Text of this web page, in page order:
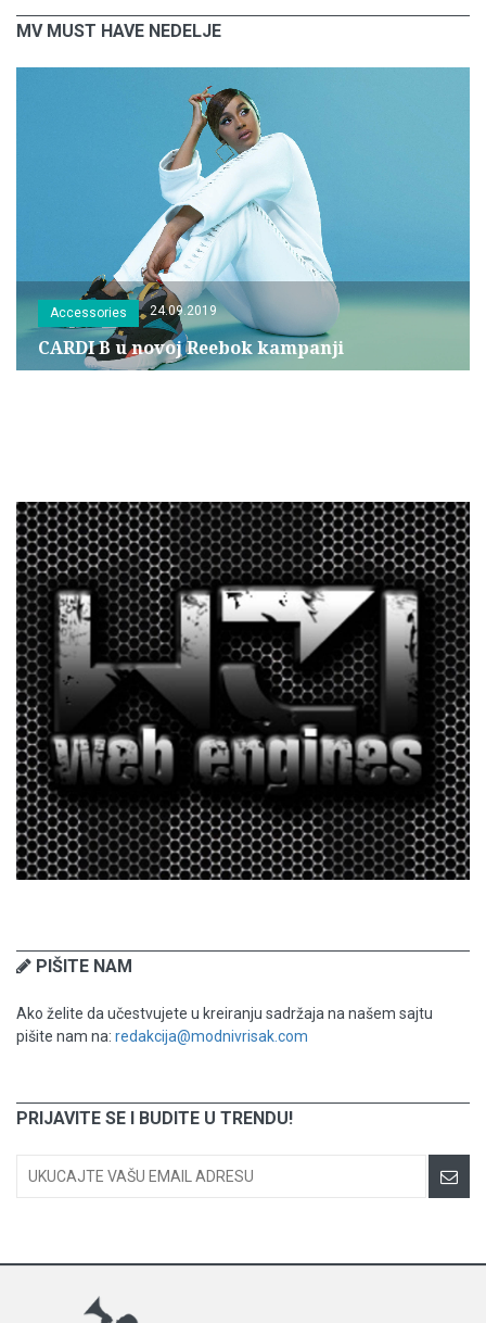
MV MUST HAVE NEDELJE
Accessories 24.09.2019
CARDI B u novoj Reebok kampanji
PIŠITE NAM
Ako želite da učestvujete u kreiranju sadržaja na našem sajtu
pišite nam na: redakcija@modnivrisak.com
PRIJAVITE SE I BUDITE U TRENDU!